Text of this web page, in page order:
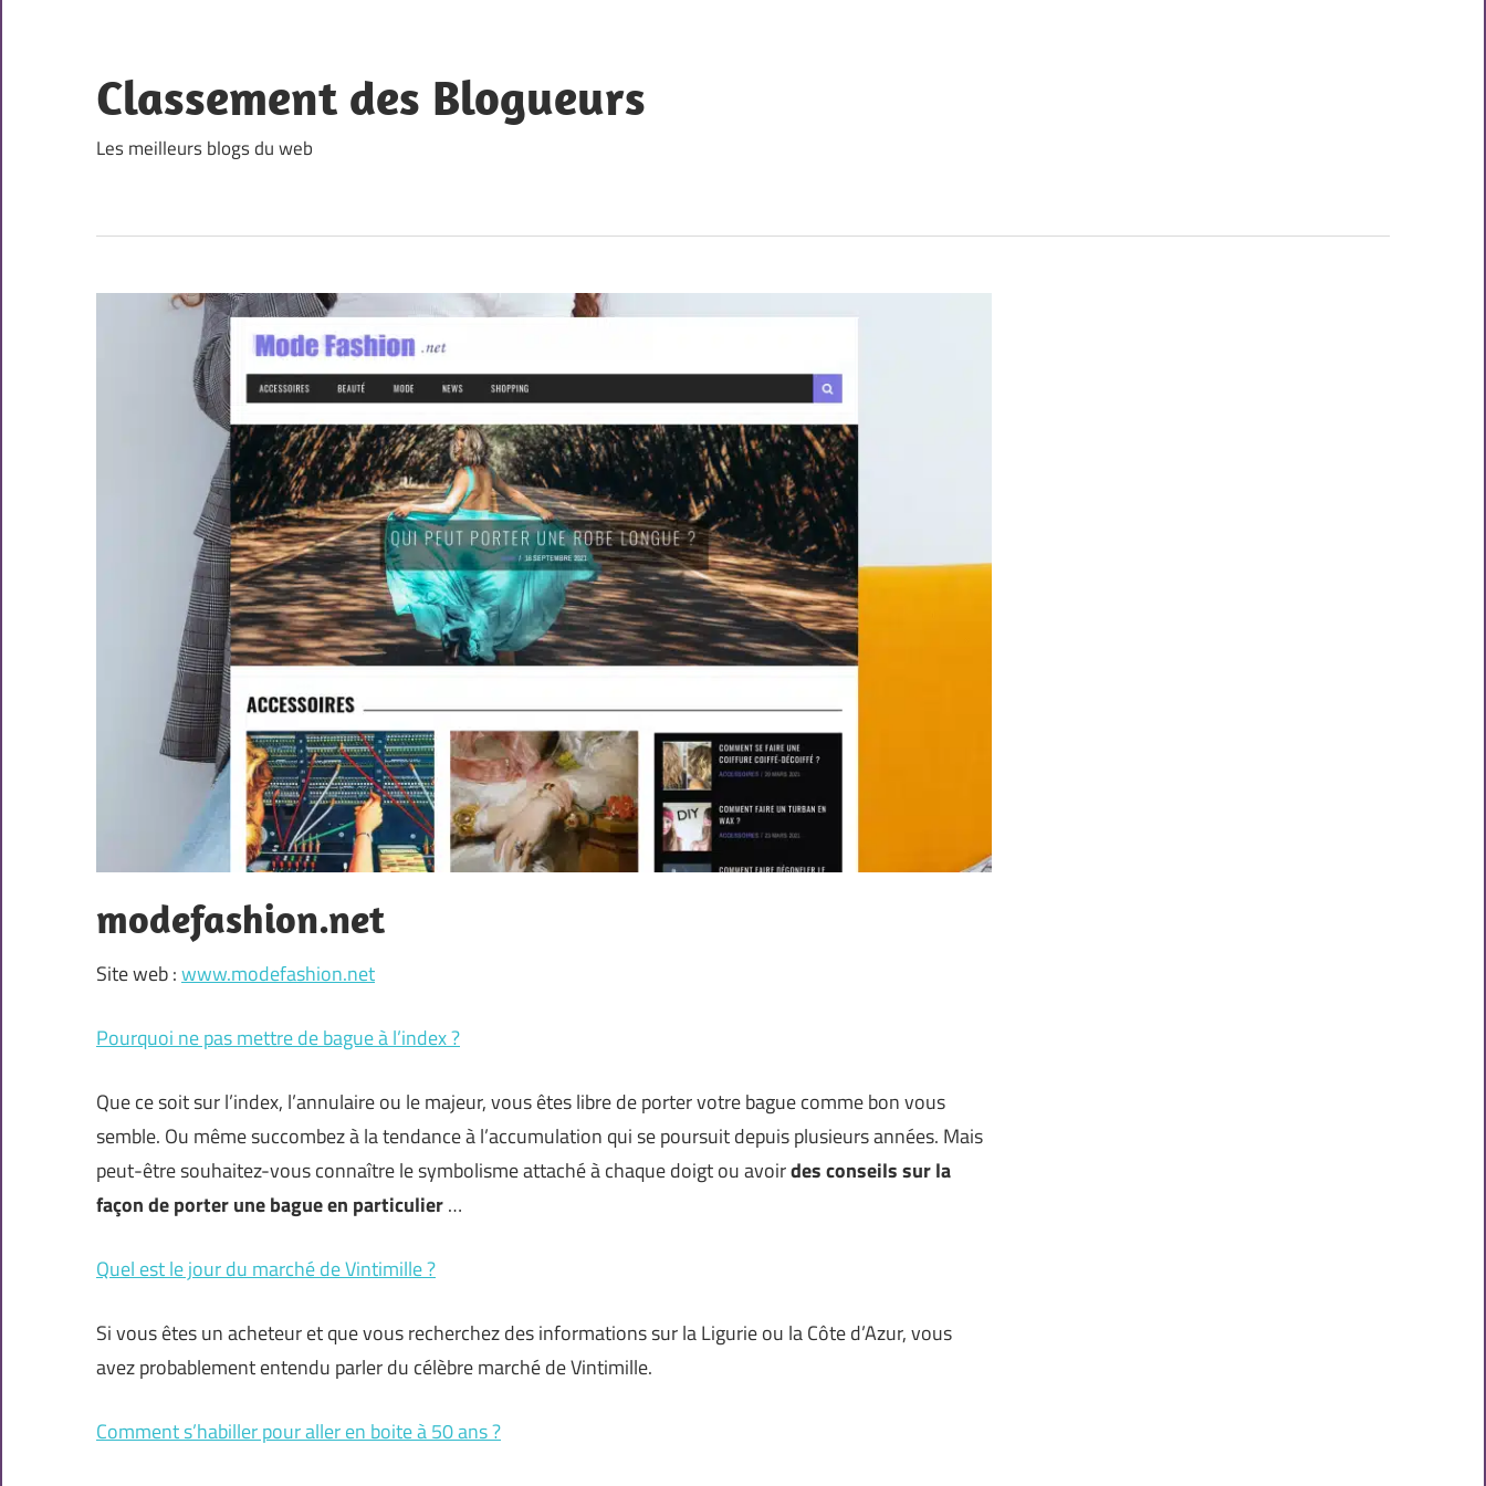
content
Classement des Blogueurs
Les meilleurs blogs du web
modefashion.net
Site web :www.modefashion.net
Pourquoi ne pas mettre de bague à l’index ?
Que ce soit sur l’index, l’annulaire ou le majeur, vous êtes libre de porter votre bague comme bon vous
semble. Ou même succombez à la tendance à l’accumulation qui se poursuit depuis plusieurs années. Mais
peut-être souhaitez-vous connaître le symbolisme attaché à chaque doigt ou avoirdes conseils sur la
façon de porter une bague en particulier…
Quel est le jour du marché de Vintimille ?
Si vous êtes un acheteur et que vous recherchez des informations sur la Ligurie ou la Côte d’Azur, vous
avez probablement entendu parler du célèbre marché de Vintimille.
Comment s’habiller pour aller en boite à 50 ans ?